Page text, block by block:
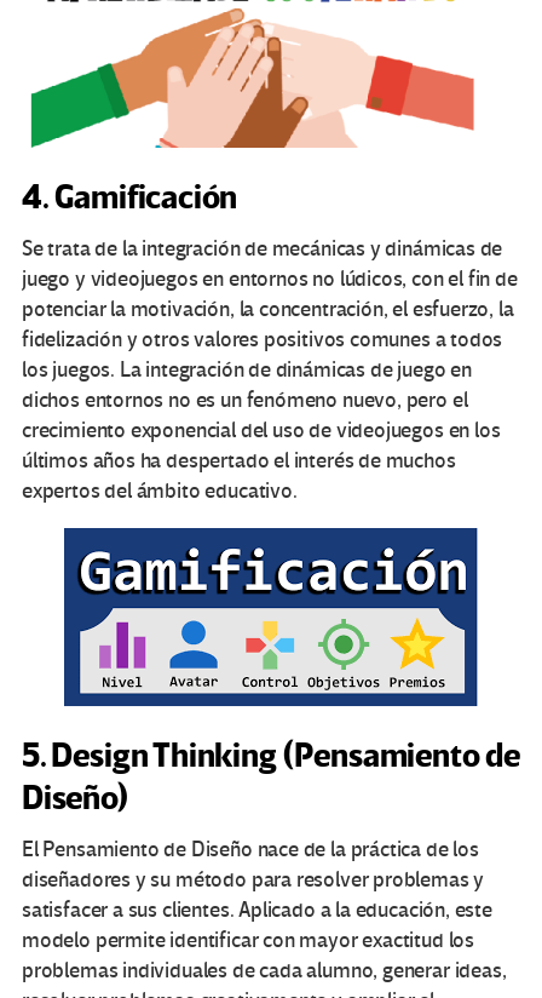
4. Gamificación
Se trata de la integración de mecánicas y dinámicas de
juego y videojuegos en entornos no lúdicos, con el fin de
potenciar la motivación, la concentración, el esfuerzo, la
fidelización y otros valores positivos comunes a todos
los juegos. La integración de dinámicas de juego en
dichos entornos no es un fenómeno nuevo, pero el
crecimiento exponencial del uso de videojuegos en los
últimos años ha despertado el interés de muchos
expertos del ámbito educativo.
5. Design Thinking (Pensamiento de
Diseño)
El Pensamiento de Diseño nace de la práctica de los
diseñadores y su método para resolver problemas y
satisfacer a sus clientes. Aplicado a la educación, este
modelo permite identificar con mayor exactitud los
problemas individuales de cada alumno, generar ideas,